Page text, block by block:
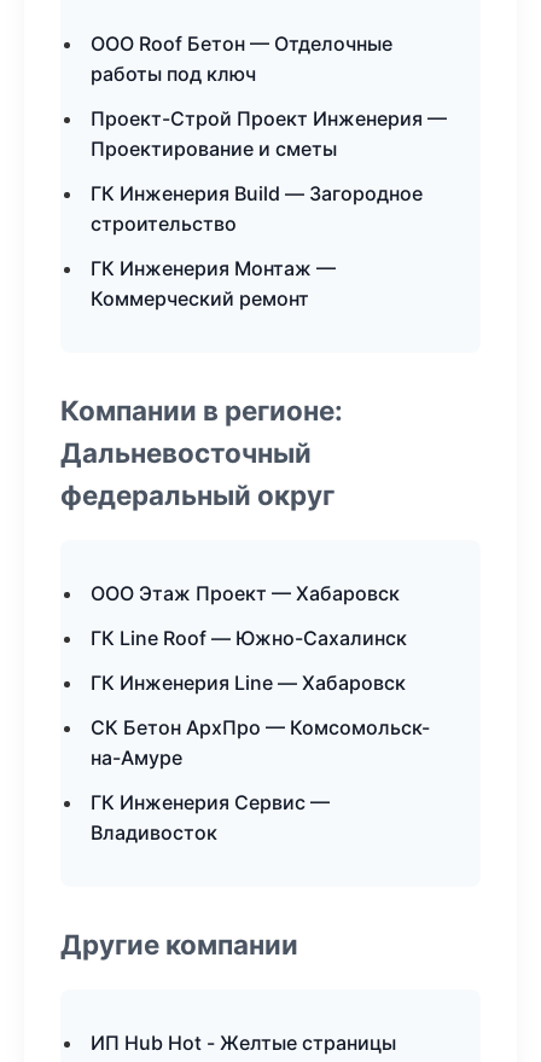
ООО Roof Бетон — Отделочные
работы под ключ
Проект-Строй Проект Инженерия —
Проектирование и сметы
ГК Инженерия Build — Загородное
строительство
ГК Инженерия Монтаж —
Коммерческий ремонт
Компании в регионе:
Дальневосточный
федеральный округ
ООО Этаж Проект — Хабаровск
ГК Line Roof — Южно-Сахалинск
ГК Инженерия Line — Хабаровск
СК Бетон АрхПро — Комсомольск-
на-Амуре
ГК Инженерия Сервис —
Владивосток
Другие компании
ИП Hub Hot - Желтые страницы